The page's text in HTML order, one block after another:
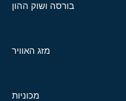
בורסה ושוק ההון
מזג האוויר
מכוניות